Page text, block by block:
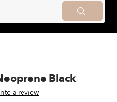
Black
a review